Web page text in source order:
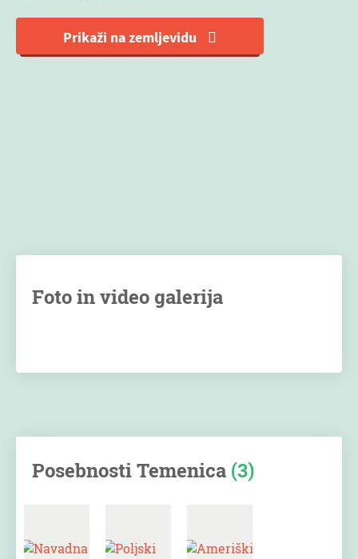
Prikaži na zemljevidu
Foto in video galerija
Posebnosti Temenica (3)